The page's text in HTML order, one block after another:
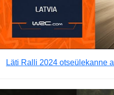
Läti Ralli 2024 otseülekanne